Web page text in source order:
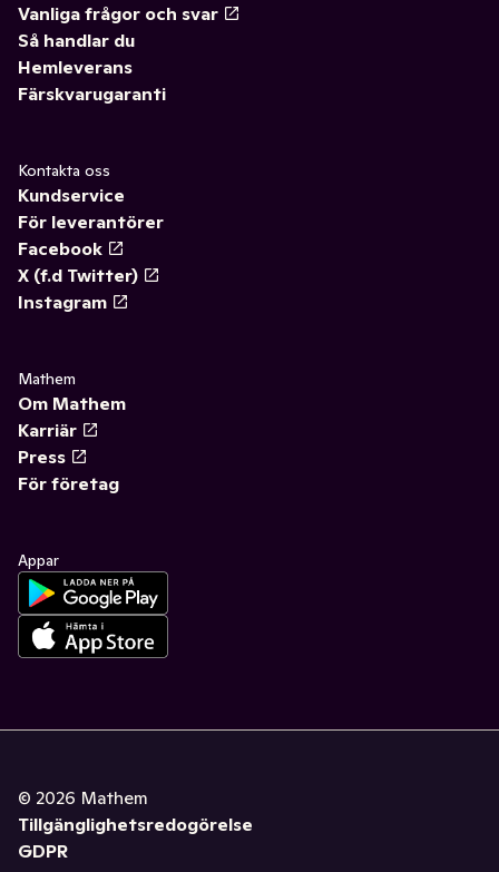
Vanliga frågor och svar
Så handlar du
Hemleverans
Färskvarugaranti
Kontakta oss
Kundservice
För leverantörer
Facebook
X (f.d Twitter)
Instagram
Mathem
Om Mathem
Karriär
Press
För företag
Appar
© 2026 Mathem
Tillgänglighetsredogörelse
GDPR